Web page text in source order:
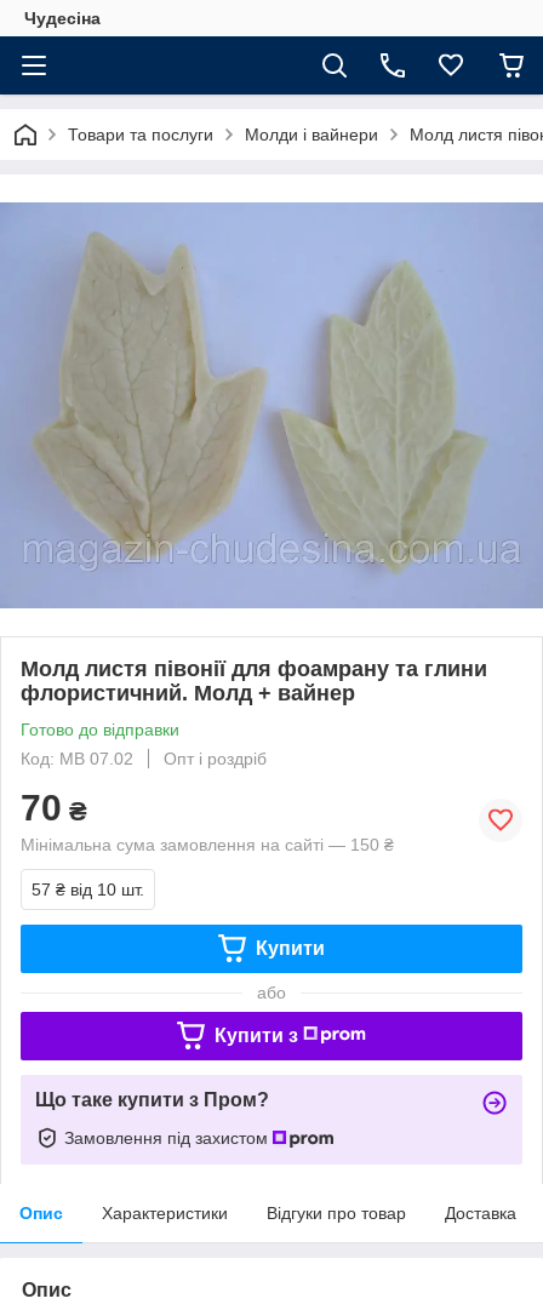
Чудесіна
Товари та послуги Молди і вайнери Молд листя
Молд листя півонії для фоамрану та глини
флористичний. Молд + вайнер
Готово до відправки
Код: МВ 07.02
Опт і роздріб
70 ₴
Мінімальна сума замовлення на сайті — 150 ₴
57 ₴ від 10 шт.
Купити
або
Купити з
Що таке купити з Пром?
Замовлення під захистом
Опис Характеристики Відгуки про товар Доставка
Опис